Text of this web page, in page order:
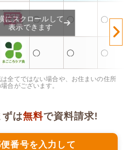
◯ ◯ ◯
◯ ◯ ◯
にスクロールして
表示できます
全てではない場合や、お住まいの住所
合がございます。
番号を入力して
ずは無料で資料請求!